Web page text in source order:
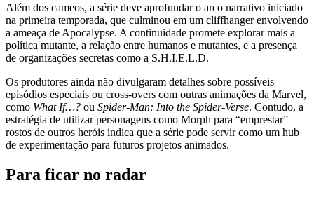
Além dos cameos, a série deve aprofundar o arco narrativo iniciado
na primeira temporada, que culminou em um cliffhanger envolvendo
a ameaça de Apocalypse. A continuidade promete explorar mais a
política mutante, a relação entre humanos e mutantes, e a presença
de organizações secretas como a S.H.I.E.L.D.
Os produtores ainda não divulgaram detalhes sobre possíveis
episódios especiais ou cross‑overs com outras animações da Marvel,
como What If…? ou Spider-Man: Into the Spider-Verse. Contudo, a
estratégia de utilizar personagens como Morph para “emprestar”
rostos de outros heróis indica que a série pode servir como um hub
de experimentação para futuros projetos animados.
Para ficar no radar